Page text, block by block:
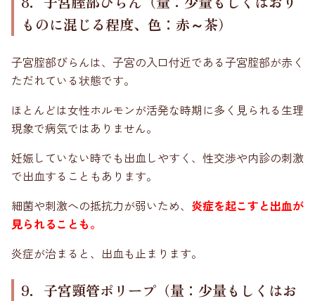
ものに混じる程度、色：赤～茶）
子宮腟部びらんは、子宮の入口付近である子宮腟部が赤く
ただれている状態です。
ほとんどは女性ホルモンが活発な時期に多く見られる生理
現象で病気ではありません。
妊娠していない時でも出血しやすく、性交渉や内診の刺激
で出血することもあります。
細菌や刺激への抵抗力が弱いため、 炎症を起こすと出血が
見られることも。
炎症が治まると、出血も止まります。
9．子宮頸管ポリープ（量：少量もしくはお